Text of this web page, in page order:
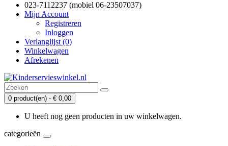
023-7112237 (mobiel 06-23507037)
Mijn Account
Registreren
Inloggen
Verlanglijst (0)
Winkelwagen
Afrekenen
0 product(en) - € 0,00
U heeft nog geen producten in uw winkelwagen.
categorieën